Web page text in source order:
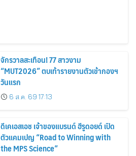
จักรวาลสะเทือน! 77 สาวงาม
“MUT2026” ตบเท้ารายงานตัวเข้ากองฯ
วันแรก
6 ส.ค. 69 17:13
ดีเคเอสเอช เจ้าของแบรนด์ ฮีรูดอยด์ เปิด
ตัวแคมเปญ “Road to Winning with
the MPS Science”